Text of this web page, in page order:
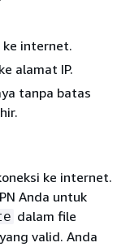
ke internet.
alamat IP.
tanpa batas
ke internet.
Anda untuk
dalam file
valid. Anda